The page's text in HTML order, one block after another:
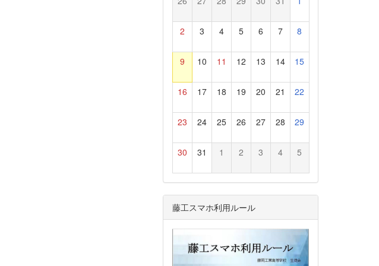
2 3 4 5 6 7 8
9 10 11 12 13 14 15
16 17 18 19 20 21 22
23 24 25 26 27 28 29
30 31 1 2 3 4 5
藤工スマホ利用ルール